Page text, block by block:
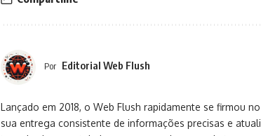
Por Editorial Web Flush
Lançado em 2018, o Web Flush rapidamente se firmou
sua entrega consistente de informações precisas e